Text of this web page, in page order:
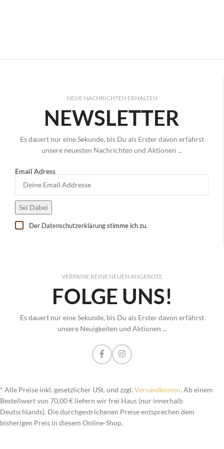
NEUE NACHRICHTEN ERHALTEN
NEWSLETTER
Es dauert nur eine Sekunde, bis Du als Erster davon erfährst
unsere neuesten Nachrichten und Aktionen ...
Email Adress
Der Datenschutzerklärungstimme ich zu.
VERPASSE KEINE NEUEN ANGEBOTE
FOLGE UNS!
Es dauert nur eine Sekunde, bis Du als Erster davon erfährst
unsere Neuigkeiten und Aktionen ...
* Alle Preise inkl. gesetzlicher USt. und zzgl. Versandkosten. Ab einem
Bestellwert von 70,00 € liefern wir frei Haus (nur innerhalb
Deutschlands). Die durchgestrichenen Preise entsprechen dem
bisherigen Preis in diesem Online-Shop.